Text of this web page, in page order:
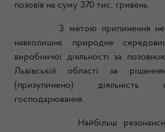
позовів на суму 370 тис. гривень.
З метою припинення
навколишнє природне
виробничої діяльності за
Львівській області за
(призупинено) діяльність
господарювання.
Найбільш резонансні